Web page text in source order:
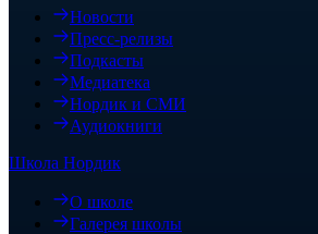
Новости
Пресс-релизы
Подкасты
Медиатека
Нордик и СМИ
Аудиокниги
Школа Нордик
О школе
Галерея школы